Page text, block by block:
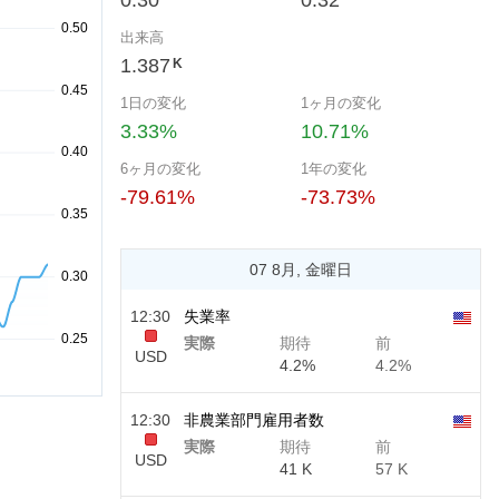
出来高
1.387 K
1日の変化
3.33%
1ヶ月の変化
10.71%
6ヶ月の変化
-79.61%
1年の変化
-73.73%
07 8月, 金曜日
12:30
USD
失業率
実際
期待
4.2%
前
4.2%
12:30
USD
非農業部門雇用者数
実際
期待
41 K
前
57 K